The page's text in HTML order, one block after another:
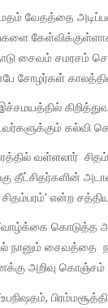
சைவம் சமரசம்
சோழர்கள்
கல்வி
கல்வி
தீட்சிதர்களின்
என்ற
சொல்லாது.
நானும் சைவத்தை
அறிவு கொஞ்சம்